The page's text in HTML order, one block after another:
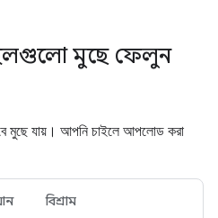
মুছে ফেলুন
মুছে যায়। আপনি চাইলে আপলোড করা
বিশ্রাম